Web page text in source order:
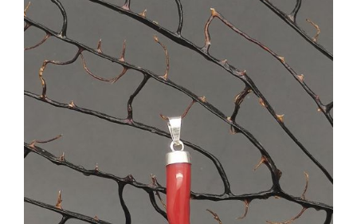
AGGIUNGI AL CARRELLO / DETTAGLI